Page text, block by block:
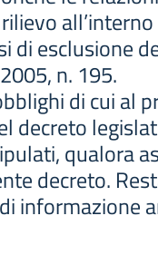
di esclusione
n. 195.
di cui al
decreto
qualora
decreto.
informazione